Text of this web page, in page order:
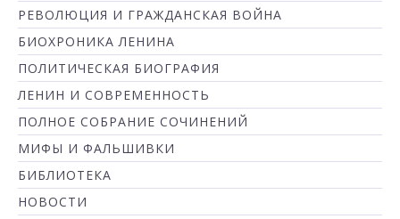
РЕВОЛЮЦИЯ И ГРАЖДАНСКАЯ ВОЙНА
БИОХРОНИКА ЛЕНИНА
ПОЛИТИЧЕСКАЯ БИОГРАФИЯ
ЛЕНИН И СОВРЕМЕННОСТЬ
ПОЛНОЕ СОБРАНИЕ СОЧИНЕНИЙ
МИФЫ И ФАЛЬШИВКИ
БИБЛИОТЕКА
НОВОСТИ